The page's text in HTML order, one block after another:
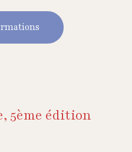
5ème édition